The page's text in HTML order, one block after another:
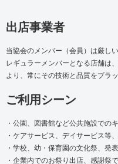
出店事業者
当協会のメンバー（会員）は厳し
レギュラーメンバーとなる店舗は
より、常にその技術と品質をブラ
ご利用シーン
・公園、図書館など公共施設での
・ケアサービス、デイサービス等
・学校、幼・保育園の文化祭、発
・企業内でのお祭り出店、感謝祭